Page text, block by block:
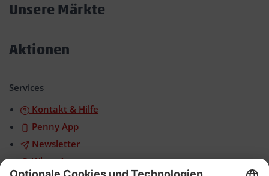
Unsere Märkte
Aktionen
Services
Kontakt & Hilfe
Penny App
Newsletter
WhatsApp